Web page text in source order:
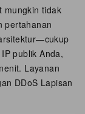
mungkin tidak
pertahanan
publik Anda,
Layanan
DDoS Lapisan